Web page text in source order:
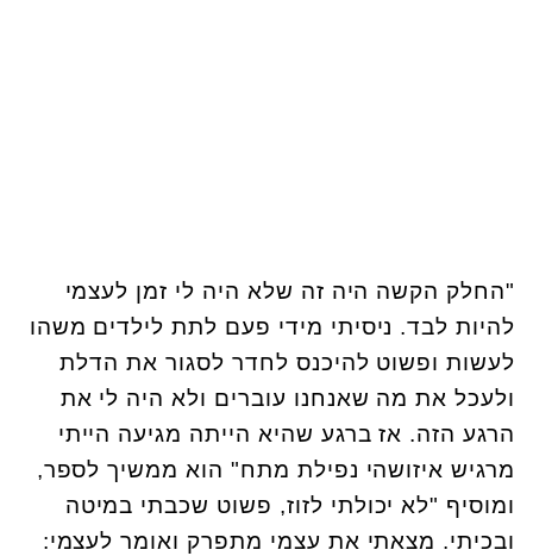
"החלק הקשה היה זה שלא היה לי זמן לעצמי
להיות לבד. ניסיתי מידי פעם לתת לילדים משהו
לעשות ופשוט להיכנס לחדר לסגור את הדלת
ולעכל את מה שאנחנו עוברים ולא היה לי את
הרגע הזה. אז ברגע שהיא הייתה מגיעה הייתי
מרגיש איזושהי נפילת מתח" הוא ממשיך לספר,
ומוסיף "לא יכולתי לזוז, פשוט שכבתי במיטה
ובכיתי. מצאתי את עצמי מתפרק ואומר לעצמי: